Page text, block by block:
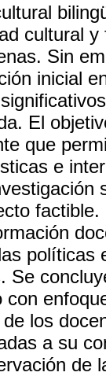
cultural
Sin
inicial
El
que
e
políticas
Se
con
los
a su
de